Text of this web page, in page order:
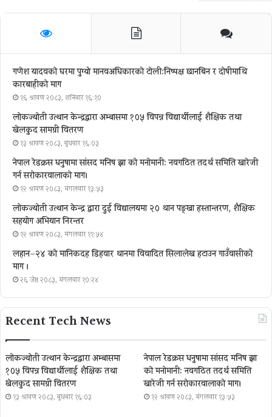
गणेश यादवको घरमा पुग्याे मानवअधिकारकाे टोली:निष्पक्ष छानबिन र दोषीमाथि
कारबाहीको माग
१६ श्रावण २०८३, शनिबार १६:१०
लोकज्योती उत्थान केन्द्रद्वारा अम्बासमा १०५ विपन्न विद्यार्थीलाई शैक्षिक तथा
खेलकुद सामग्री वितरण
१३ श्रावण २०८३, बुधबार १६:०३
नेपाल रेडक्रस धनुषामा सांसद मनिष झा को मनोमानी: नवगठित तदर्थ समिति खारेजी
गर्न सरोकारवालाको माग।
१२ श्रावण २०८३, मंगलवार १३:५३
लोकज्योती उत्थान केन्द्र द्वारा दुई विद्यालयमा २० थान पङ्खा हस्तान्तरण, शैक्षिक
सहयोग अभियान निरन्तर
१२ श्रावण २०८३, मंगलवार ११:५४
लहान–२४ को मानिकदह डिहवार थानमा विवादित सिलालेख हटाउन गाउँवासीको
माग ।
२६ जेष्ठ २०८३, मंगलवार १०:२४
Recent Tech News
लोकज्योती उत्थान केन्द्रद्वारा अम्बासमा
१०५ विपन्न विद्यार्थीलाई शैक्षिक तथा
खेलकुद सामग्री वितरण
१३ श्रावण २०८३, बुधबार १६:०३
नेपाल रेडक्रस धनुषामा सांसद मनिष झा
को मनोमानी: नवगठित तदर्थ समिति
खारेजी गर्न सरोकारवालाको माग।
१२ श्रावण २०८३, मंगलवार १३:५३